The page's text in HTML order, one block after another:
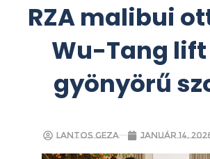
RZA malibui
Wu-Tang lift
gyönyörű
Lantos Geza január 14,